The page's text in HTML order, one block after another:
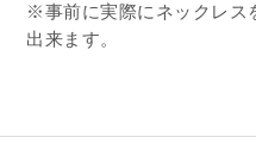
※事前に実際にネックレス
出来ます。